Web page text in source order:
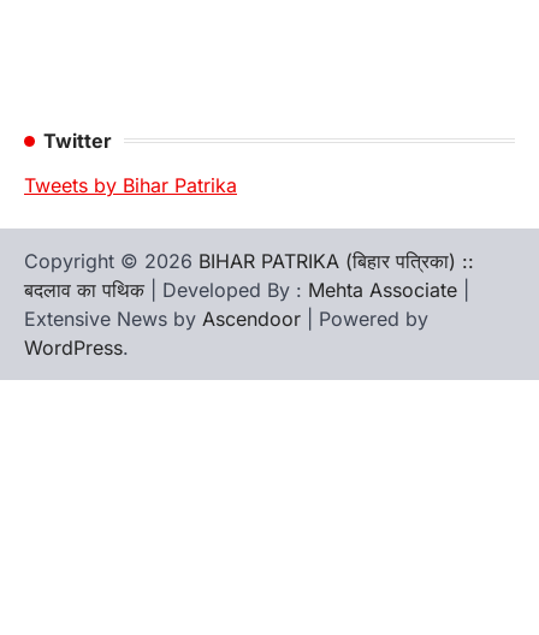
Twitter
Tweets by Bihar Patrika
Copyright © 2026 BIHAR PATRIKA (बिहार पत्रिका) ::
बदलाव का पथिक | Developed By : Mehta Associate
Extensive News by Ascendoor | Powered by
WordPress.